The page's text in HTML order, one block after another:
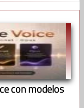
con modelos